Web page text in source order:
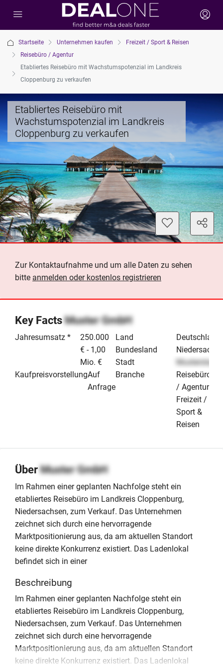
Startseite Unternehmen kaufen
Freizeit / Sport & Reisen
Reisebüro / Agentur
Etabliertes Reisebüro mit Wachstumspotenzial im Landkreis
Cloppenburg zu verkaufen
Etabliertes Reisebüro mit
Wachstumspotenzial im Landkreis
Cloppenburg zu verkaufen
Zur Kontaktaufnahme und um alle Daten zu sehen
bitte anmelden oder kostenlos registrieren
Key FactsMuster GmbH
Jahresumsatz *
250.000
€ - 1,00
Mio. €
KaufpreisvorstellungAuf
Anfrage
Land
Deutschland
Bundesland
Stadt
Musterstadt
Branche
Reisebüro
/ Agentur
Freizeit /
Sport &
Reisen
ÜberMuster GmbH
Im Rahmen einer geplanten Nachfolge steht ein
etabliertes Reisebüro im Landkreis Cloppenburg,
Niedersachsen, zum Verkauf. Das Unternehmen
zeichnet sich durch eine hervorragende
Marktpositionierung aus, da am aktuellen Standort
keine direkte Konkurrenz existiert. Das Ladenlokal
befindet sich in einer
Beschreibung
Im Rahmen einer geplanten Nachfolge steht ein
etabliertes Reisebüro im Landkreis Cloppenburg,
Niedersachsen, zum Verkauf. Das Unternehmen
zeichnet sich durch eine hervorragende
Marktpositionierung aus, da am aktuellen Standort
keine direkte Konkurrenz existiert. Das Ladenlokal